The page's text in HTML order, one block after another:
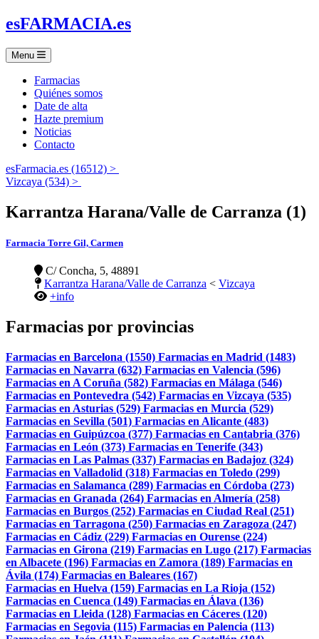
esFARMACIA.es
Menu
Farmacias
Quiénes somos
Date de alta
Hazte premium
Noticias
Contacto
esFarmacia.es (16512) >
Vizcaya (534) >
Karrantza Harana/Valle de Carranza (1)
Farmacia Torre Gil, Carmen
C/ Concha, 5, 48891
Karrantza Harana/Valle de Carranza < Vizcaya
+info
Farmacias por provincias
Farmacias en Barcelona (1550) Farmacias en Madrid (1483)
Farmacias en Navarra (632) Farmacias en Valencia (596)
Farmacias en A Coruña (582) Farmacias en Málaga (546)
Farmacias en Pontevedra (542) Farmacias en Vizcaya (535)
Farmacias en Asturias (529) Farmacias en Murcia (529)
Farmacias en Sevilla (501) Farmacias en Alicante (483)
Farmacias en Guipúzcoa (377) Farmacias en Cantabria (376)
Farmacias en León (373) Farmacias en Tenerife (343)
Farmacias en Las Palmas (337) Farmacias en Badajoz (324)
Farmacias en Valladolid (318) Farmacias en Toledo (299)
Farmacias en Salamanca (289) Farmacias en Córdoba (273)
Farmacias en Granada (264) Farmacias en Almería (258)
Farmacias en Burgos (252) Farmacias en Ciudad Real (251)
Farmacias en Tarragona (250) Farmacias en Zaragoza (247)
Farmacias en Cádiz (229) Farmacias en Ourense (224)
Farmacias en Girona (219) Farmacias en Lugo (217) Farmacias
en Albacete (196) Farmacias en Zamora (189) Farmacias en
Ávila (174) Farmacias en Baleares (167)
Farmacias en Huelva (159) Farmacias en La Rioja (152)
Farmacias en Cuenca (149) Farmacias en Álava (136)
Farmacias en Lleida (128) Farmacias en Cáceres (120)
Farmacias en Segovia (115) Farmacias en Palencia (113)